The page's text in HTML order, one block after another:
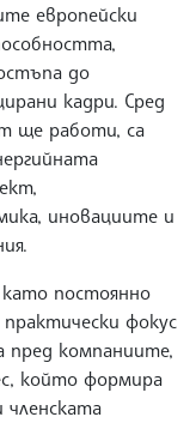
европейски
до
кадри. Сред
ще работи, са
иновациите и
постоянно
фокус
пред компаниите,
който формира